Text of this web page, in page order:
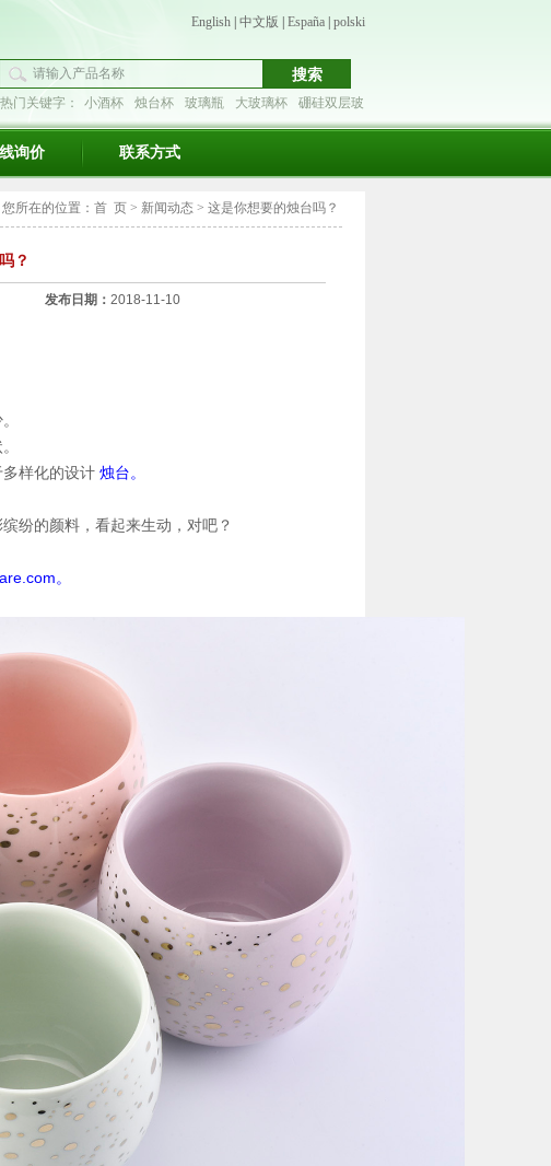
English 中文版 España polski
热门关键字： 小酒杯 烛台杯 玻璃瓶 大玻璃杯
硼硅双层玻
璃
询价 联系方式
您所在的位置： 首 页 > 新闻动态 > 这是你想要的烛台吗？
？
发布日期： 2018-11-10
样化的设计 烛台。
纷的颜料，看起来生动，对吧？
。